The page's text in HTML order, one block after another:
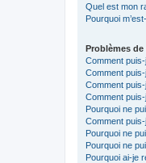
Quel est mon
Pourquoi
Problèmes
Comment
Comment
Comment
Comment
Pourquoi ne
Comment
Pourquoi ne
Pourquoi ne
Pourquoi ai-je